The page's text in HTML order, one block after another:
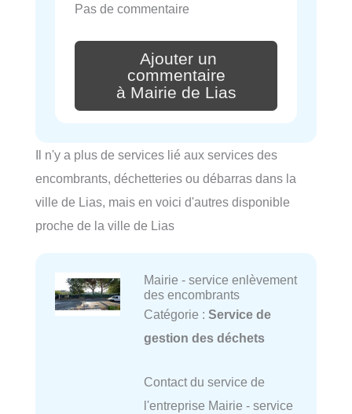
Pas de commentaire
Ajouter un
commentaire
à Mairie de Lias
Il n'y a plus de services lié aux services des
encombrants, déchetteries ou débarras dans la
ville de Lias, mais en voici d'autres disponible
proche de la ville de Lias
Mairie - service enlèvement
des encombrants
Catégorie : Service de
gestion des déchets
Contact du service de
l'entreprise Mairie - service